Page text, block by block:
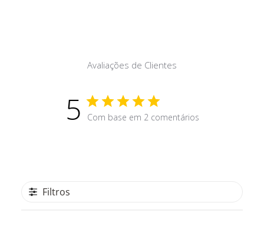
Avaliações de Clientes
5 Com base em 2 comentários
Filtros